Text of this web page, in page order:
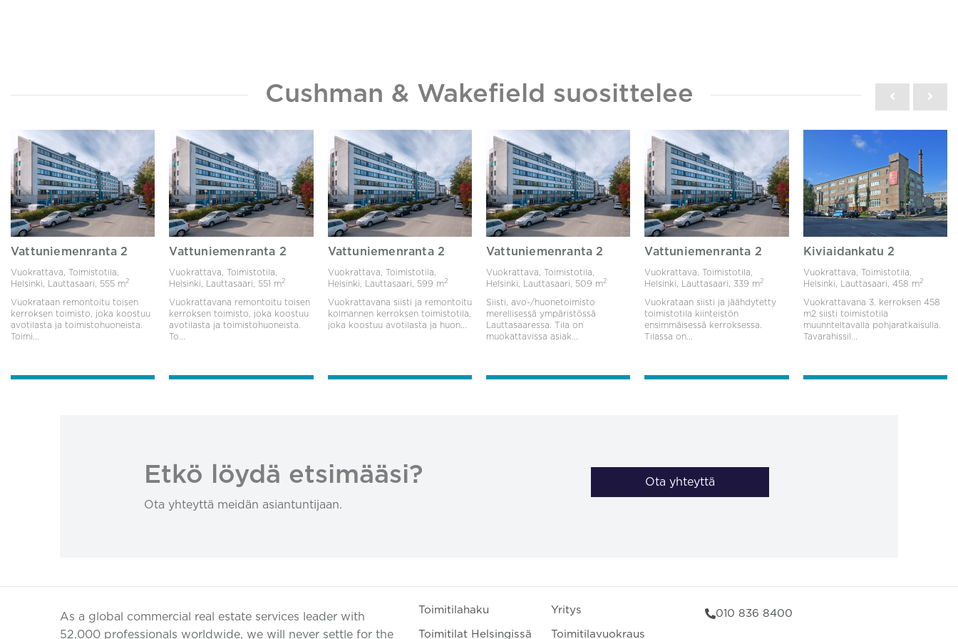
Cushman & Wakefield suosittelee
Vattuniemenranta 2
Vuokrattava, Toimistotila,
Helsinki, Lauttasaari, 555 m2
Vuokrataan remontoitu toisen
kerroksen toimisto, joka koostuu
avotilasta ja toimistohuoneista.
Toimi...
Vattuniemenranta 2
Vuokrattava, Toimistotila,
Helsinki, Lauttasaari, 551 m2
Vuokrattavana remontoitu toisen
kerroksen toimisto, joka koostuu
avotilasta ja toimistohuoneista.
To...
Vattuniemenranta 2
Vuokrattava, Toimistotila,
Helsinki, Lauttasaari,
599 m2
Vuokrattavana siisti ja remontoitu
kolmannen kerroksen toimistotila,
joka koostuu avotilasta ja huon...
Vattuniemenranta 2
Vuokrattava, Toimistotila,
Helsinki, Lauttasaari, 509 m2
Siisti, avo-/huonetoimisto
merellisessä ympäristössä
Lauttasaaressa. Tila on
muokattavissa asiak...
Vattuniemenranta 2
Vuokrattava, Toimistotila,
Helsinki, Lauttasaari, 339 m2
Vuokrataan siisti ja jäähdytetty
toimistotila kiinteistön
ensimmäisessä kerroksessa.
Tilassa on...
Kiviaidankatu 2
Vuokrattava, Toimistotila,
Helsinki, Lauttasaari, 458 m2
Vuokrattavana 3. kerroksen 458
m2 siisti toimistotila
muunnteltavalla pohjaratkaisulla.
Tavarahissil...
Etkö löydä etsimääsi?
Ota yhteyttä meidän asiantuntijaan.
Ota yhteyttä
As a global commercial real estate services leader with
52,000 professionals worldwide, we will never settle for the
Toimitilahaku
Toimitilat Helsingissä
Yritys
Toimitilavuokraus
010 836 8400